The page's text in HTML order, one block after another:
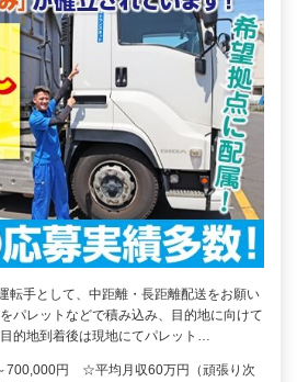
転手として、中距離・長距離配送をお願い
パレットなどで積み込み、目的地に向けて
的地到着後は現地にてパレット…
700,000円 ☆平均月収60万円（頑張り次